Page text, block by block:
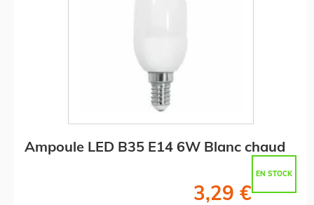
Ampoule LED B35 E14 6W Blanc chaud
EN STOCK
3,29 €